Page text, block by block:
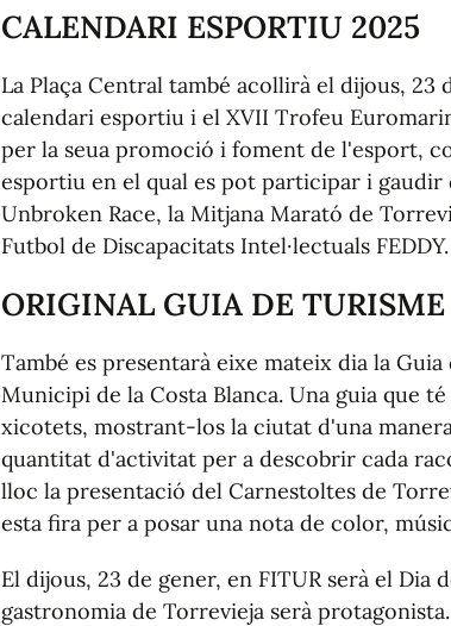
CALENDARI ESPORTIU 2025
La Plaça Central també acollirà el dijous, 23
calendari esportiu i el XVII Trofeu
per la seua promoció i foment de l'esport,
esportiu en el qual es pot participar i gaudir
Unbroken Race, la Mitjana Marató de
Futbol de Discapacitats Intel·lectuals FEDDY.
ORIGINAL GUIA DE
També es presentarà eixe mateix dia la
Municipi de la Costa Blanca. Una guia que
xicotets, mostrant-los la ciutat d'una
quantitat d'activitat per a descobrir cada
lloc la presentació del Carnestoltes de
esta fira per a posar una nota de color,
El dijous, 23 de gener, en FITUR serà el Dia
gastronomia de Torrevieja serà